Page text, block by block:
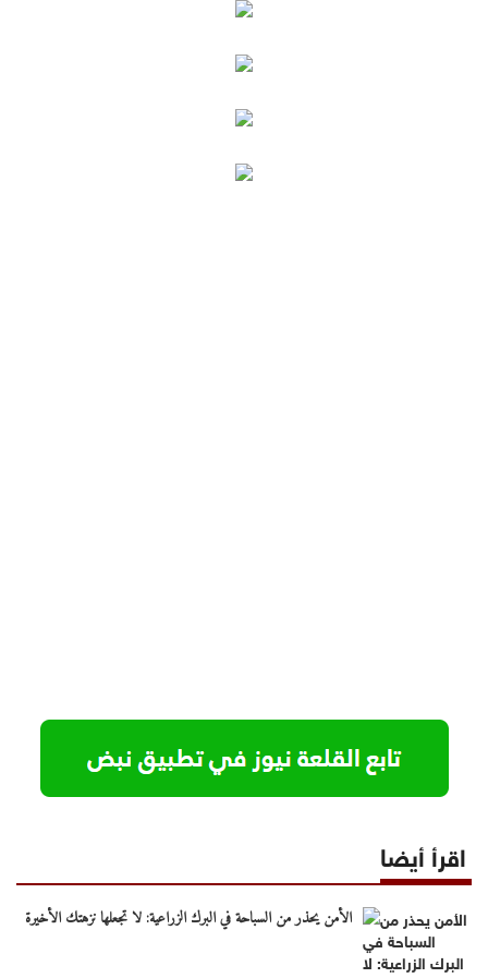
اقرأ أيضا
الأمن يحذر من السباحة في البرك الزراعية: لا تجعلها نزهتك الأخيرة